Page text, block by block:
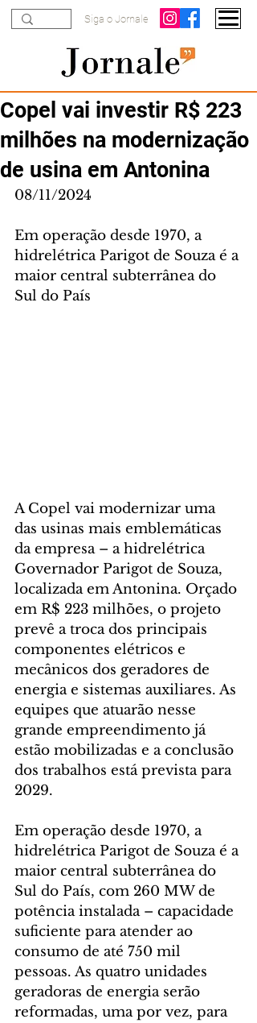
Siga o Jornale
Copel vai investir R$ 223
milhões na modernização
de usina em Antonina
08/11/2024
Em operação desde 1970, a
hidrelétrica Parigot de Souza é a
maior central subterrânea do
Sul do País
A Copel vai modernizar uma
das usinas mais emblemáticas
da empresa – a hidrelétrica
Governador Parigot de Souza,
localizada em Antonina. Orçado
em R$ 223 milhões, o projeto
prevê a troca dos principais
componentes elétricos e
mecânicos dos geradores de
energia e sistemas auxiliares. As
equipes que atuarão nesse
grande empreendimento já
estão mobilizadas e a conclusão
dos trabalhos está prevista para
2029.
Em operação desde 1970, a
hidrelétrica Parigot de Souza é a
maior central subterrânea do
Sul do País, com 260 MW de
potência instalada – capacidade
suficiente para atender ao
consumo de até 750 mil
pessoas. As quatro unidades
geradoras de energia serão
reformadas, uma por vez, para